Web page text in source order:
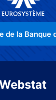
de la Banque